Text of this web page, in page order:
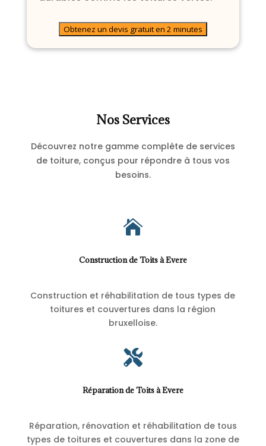
Obtenez un devis gratuit en 2 minutes
Nos Services
Découvrez notre gamme complète de services
de toiture, conçus pour répondre à tous vos
besoins.

Construction de Toits à Evere
Construction et réhabilitation de tous types de
toitures et couvertures dans la région
bruxelloise.

Réparation de Toits à Evere
Réparation, rénovation et réhabilitation de tous
types de toitures et couvertures dans la zone de